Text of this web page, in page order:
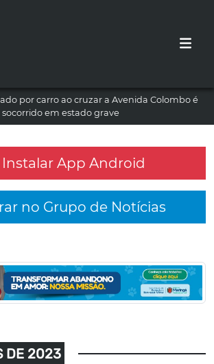
por carro ao cruzar a Avenida Colombo é
socorrido em estado grave
Instalar App Android
no Grupo de Notícias
DE 2023